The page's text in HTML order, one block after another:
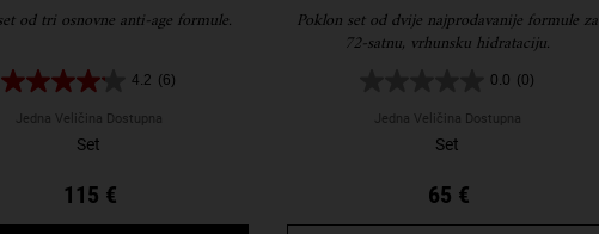
od tri osnovne anti-age formule.
4.2 (6)
Jedna Veličina Dostupna
Set
115 €
Poklon set od dvije najprodavanije formule za
72-satnu, vrhunsku hidrataciju.
0.0 (0)
Jedna Veličina Dostupna
Set
65 €